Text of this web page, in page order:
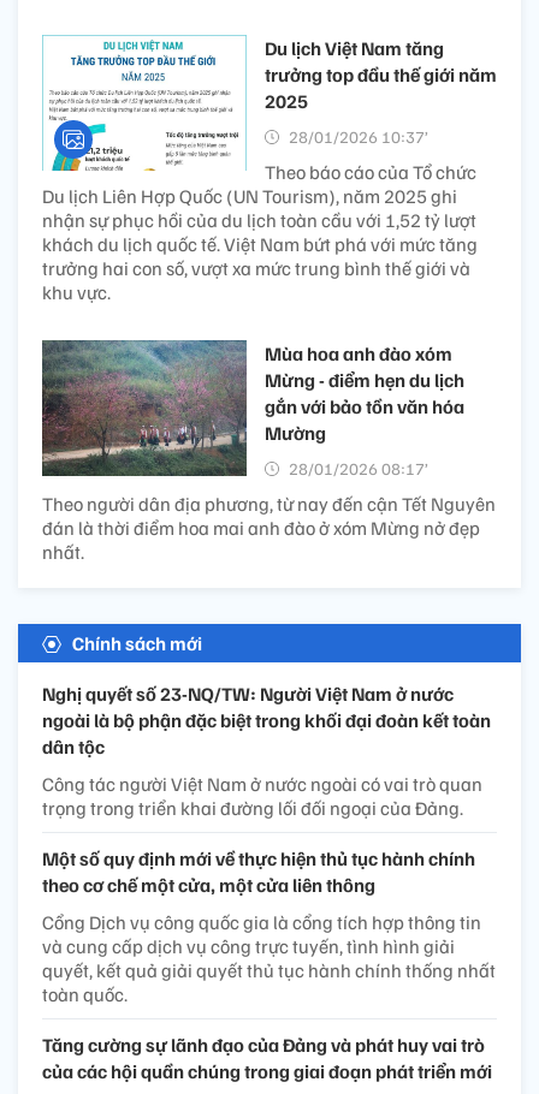
Du lịch Việt Nam tăng
trưởng top đầu thế giới năm
2025
28/01/2026 10:37’
Theo báo cáo của Tổ chức
Du lịch Liên Hợp Quốc (UN Tourism), năm 2025 ghi
nhận sự phục hồi của du lịch toàn cầu với 1,52 tỷ lượt
khách du lịch quốc tế. Việt Nam bứt phá với mức tăng
trưởng hai con số, vượt xa mức trung bình thế giới và
khu vực.
Mùa hoa anh đào xóm
Mừng - điểm hẹn du lịch
gắn với bảo tồn văn hóa
Mường
28/01/2026 08:17’
Theo người dân địa phương, từ nay đến cận Tết Nguyên
đán là thời điểm hoa mai anh đào ở xóm Mừng nở đẹp
nhất.
Chính sách mới
Nghị quyết số 23-NQ/TW: Người Việt Nam ở nước
ngoài là bộ phận đặc biệt trong khối đại đoàn kết toàn
dân tộc
Công tác người Việt Nam ở nước ngoài có vai trò quan
trọng trong triển khai đường lối đối ngoại của Đảng.
Một số quy định mới về thực hiện thủ tục hành chính
theo cơ chế một cửa, một cửa liên thông
Cổng Dịch vụ công quốc gia là cổng tích hợp thông tin
và cung cấp dịch vụ công trực tuyến, tình hình giải
quyết, kết quả giải quyết thủ tục hành chính thống nhất
toàn quốc.
Tăng cường sự lãnh đạo của Đảng và phát huy vai trò
của các hội quần chúng trong giai đoạn phát triển mới